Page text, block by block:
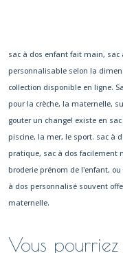
sac à dos enfant fait main,
personnalisable selon la
collection disponible en ligne.
pour la crèche, la maternelle,
gouter un change! existe en
piscine, la mer, le sport. sac à
pratique, sac à dos facilement
broderie prénom de l'enfant,
à dos personnalisé souvent
maternelle.
Vous